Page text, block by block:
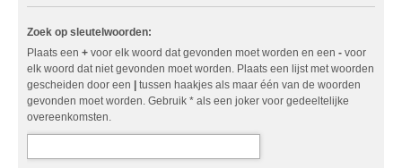
Zoek op sleutelwoorden:
Plaats een + voor elk woord dat gevonden moet worden en een - voor
elk woord dat niet gevonden moet worden. Plaats een lijst met woorden
gescheiden door een
tussen haakjes als maar één van de woorden
gevonden moet worden. Gebruik * als een joker voor gedeeltelijke
overeenkomsten.